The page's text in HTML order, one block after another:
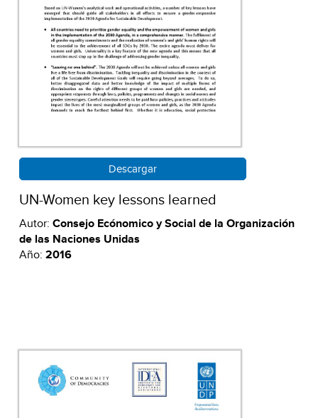
Descargar
UN-Women key lessons learned
Autor: Consejo Ecónomico y Social de la Organización
de las Naciones Unidas
Año: 2016